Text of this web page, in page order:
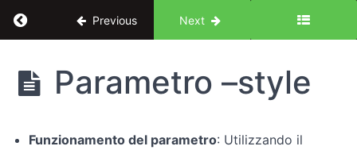
Return to course: Midjourney: l’evoluzione
Previous Next
Midjourney:
l'evoluzione
del DesignParametro –style
Funzionamento del parametro: Utilizzando il